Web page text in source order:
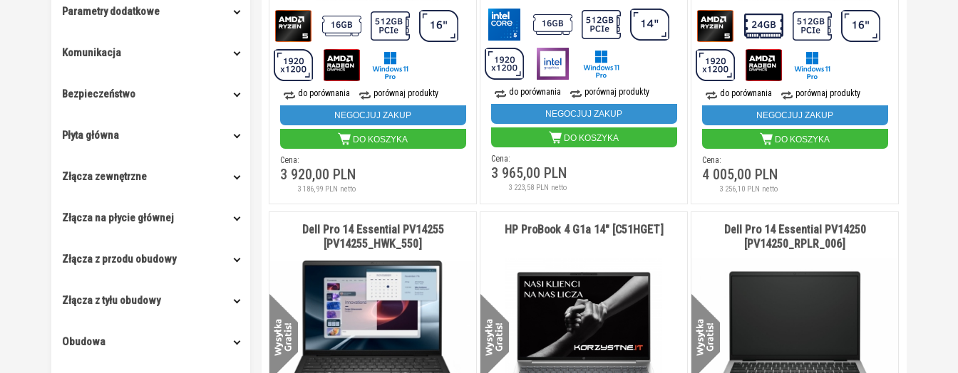
Parametry dodatkowe
Komunikacja
Bezpieczeństwo
Płyta główna
Złącza zewnętrzne
Złącza na płycie głównej
Złącza z przodu obudowy
Złącza z tyłu obudowy
Obudowa
do porównania porównaj produkty
NEGOCJUJ ZAKUP
DO KOSZYKA
Cena:
3 920,00 PLN
3 186,99 PLN netto
do porównania porównaj produkty
NEGOCJUJ ZAKUP
DO KOSZYKA
Cena:
3 965,00 PLN
3 223,58 PLN netto
do porównania porównaj produkty
NEGOCJUJ ZAKUP
DO KOSZYKA
Cena:
4 005,00 PLN
3 256,10 PLN netto
Dell Pro 14 Essential PV14255
[PV14255_HWK_550]
HP ProBook 4 G1a 14" [C51HGET]
Dell Pro 14 Essential PV14250
[PV14250_RPLR_006]